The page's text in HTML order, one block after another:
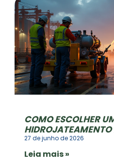
COMO ESCOLHER
27 de junho de 2026
Leia mais »